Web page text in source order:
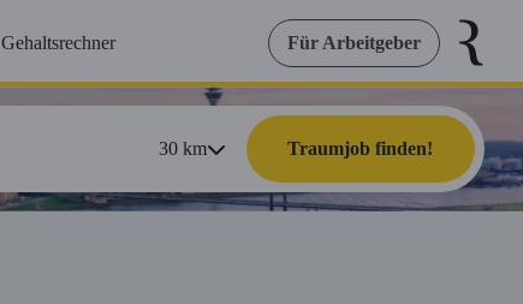
Gehaltsrechner Für Arbeitgeber
30km Traumjob finden!